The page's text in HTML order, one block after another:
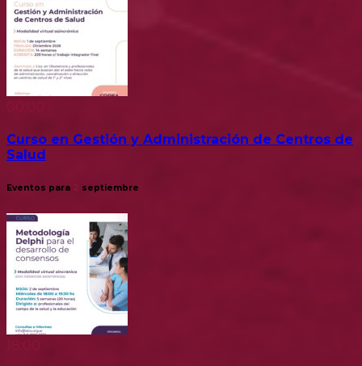
Curso en Gestión y Administración de Centros de
Salud
Eventos para septiembre